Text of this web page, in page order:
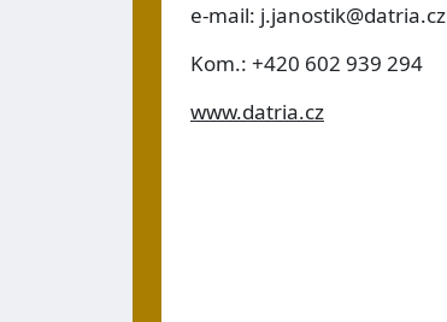
e-mail: j.janostik@datria.cz
Kom.: +420 602 939 294
www.datria.cz